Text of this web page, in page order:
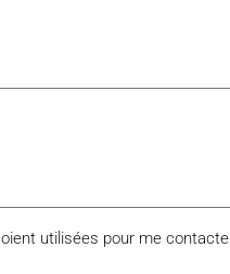
utilisées pour me